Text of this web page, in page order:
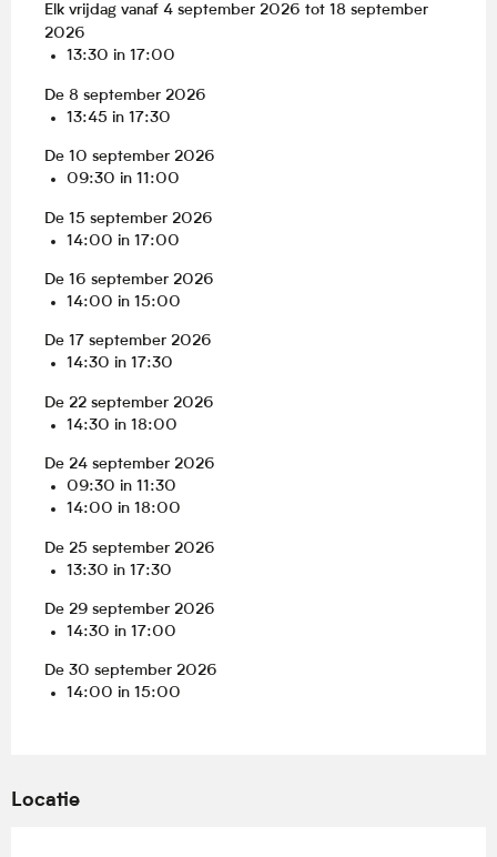
Elk vrijdag vanaf 4 september 2026 tot 18 september
2026
13:30 in 17:00
De 8 september 2026
13:45 in 17:30
De 10 september 2026
09:30 in 11:00
De 15 september 2026
14:00 in 17:00
De 16 september 2026
14:00 in 15:00
De 17 september 2026
14:30 in 17:30
De 22 september 2026
14:30 in 18:00
De 24 september 2026
09:30 in 11:30
14:00 in 18:00
De 25 september 2026
13:30 in 17:30
De 29 september 2026
14:30 in 17:00
De 30 september 2026
14:00 in 15:00
Locatie